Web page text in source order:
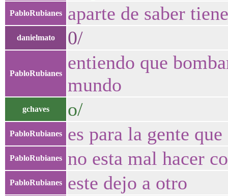
PabloRubianes aparte de saber
danielmato 0/
PabloRubianes
entiendo que
mundo
gchaves o/
PabloRubianes es para la gente
PabloRubianes no esta mal hacer
PabloRubianes este dejo a otro